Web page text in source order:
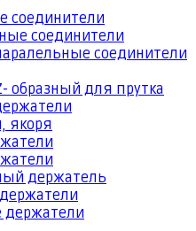
соединители
соединители
соединители
образный для прутка
якоря
держатель